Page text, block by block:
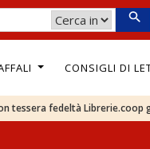
CONSIGLI DI
tessera fedeltà Librerie.coop